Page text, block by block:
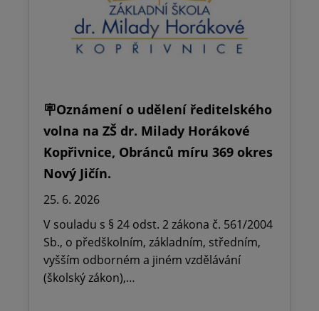
🪧Oznámení o udělení ředitelského
volna na ZŠ dr. Milady Horákové
Kopřivnice, Obránců míru 369 okres
Nový Jičín.
25. 6. 2026
V souladu s § 24 odst. 2 zákona č. 561/2004
Sb., o předškolním, základním, středním,
vyšším odborném a jiném vzdělávání
(školský zákon),…